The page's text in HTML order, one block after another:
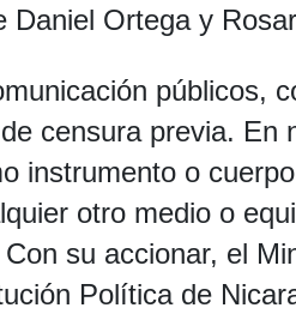
Daniel Ortega y
públicos,
censura previa. En
instrumento o
otro medio o
su accionar, el
Política de